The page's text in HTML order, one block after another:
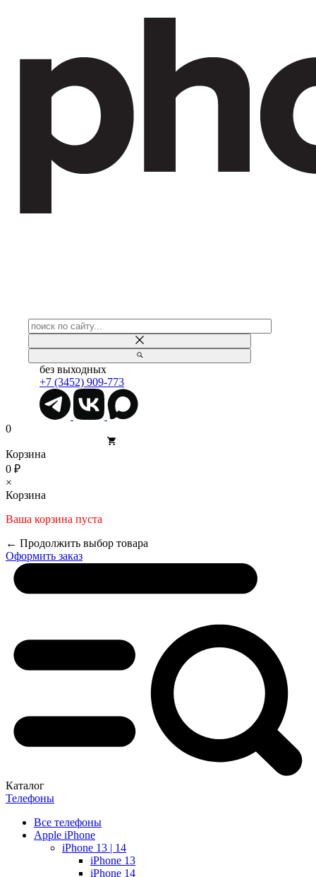
без выходных
+7 (3452) 909-773
0
Корзина
0 ₽
×
Корзина
Ваша корзина пуста
← Продолжить выбор товара
Оформить заказ
Каталог
Телефоны
Все телефоны
Apple iPhone
iPhone 13 | 14
iPhone 13
iPhone 14